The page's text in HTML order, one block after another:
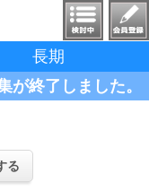
長期
が終了しました。
る